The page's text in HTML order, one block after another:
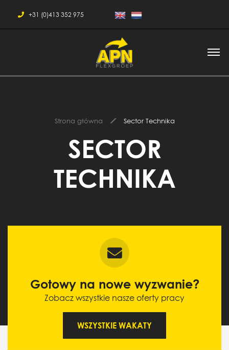
+31 (0)413 352 975
Strona główna Sector Technika
SECTOR
TECHNIKA
Gotowy na nowe wyzwanie?
Zobacz wszystkie nasze oferty pracy
WSZYSTKIE WAKATY